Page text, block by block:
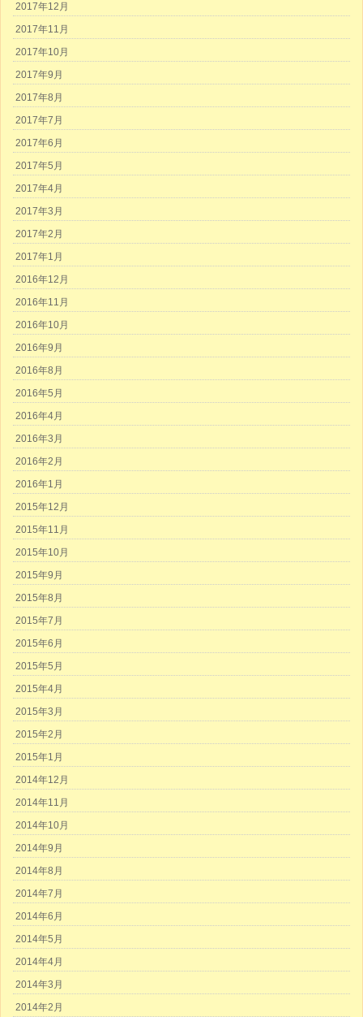
2017年12月
2017年11月
2017年10月
2017年9月
2017年8月
2017年7月
2017年6月
2017年5月
2017年4月
2017年3月
2017年2月
2017年1月
2016年12月
2016年11月
2016年10月
2016年9月
2016年8月
2016年5月
2016年4月
2016年3月
2016年2月
2016年1月
2015年12月
2015年11月
2015年10月
2015年9月
2015年8月
2015年7月
2015年6月
2015年5月
2015年4月
2015年3月
2015年2月
2015年1月
2014年12月
2014年11月
2014年10月
2014年9月
2014年8月
2014年7月
2014年6月
2014年5月
2014年4月
2014年3月
2014年2月